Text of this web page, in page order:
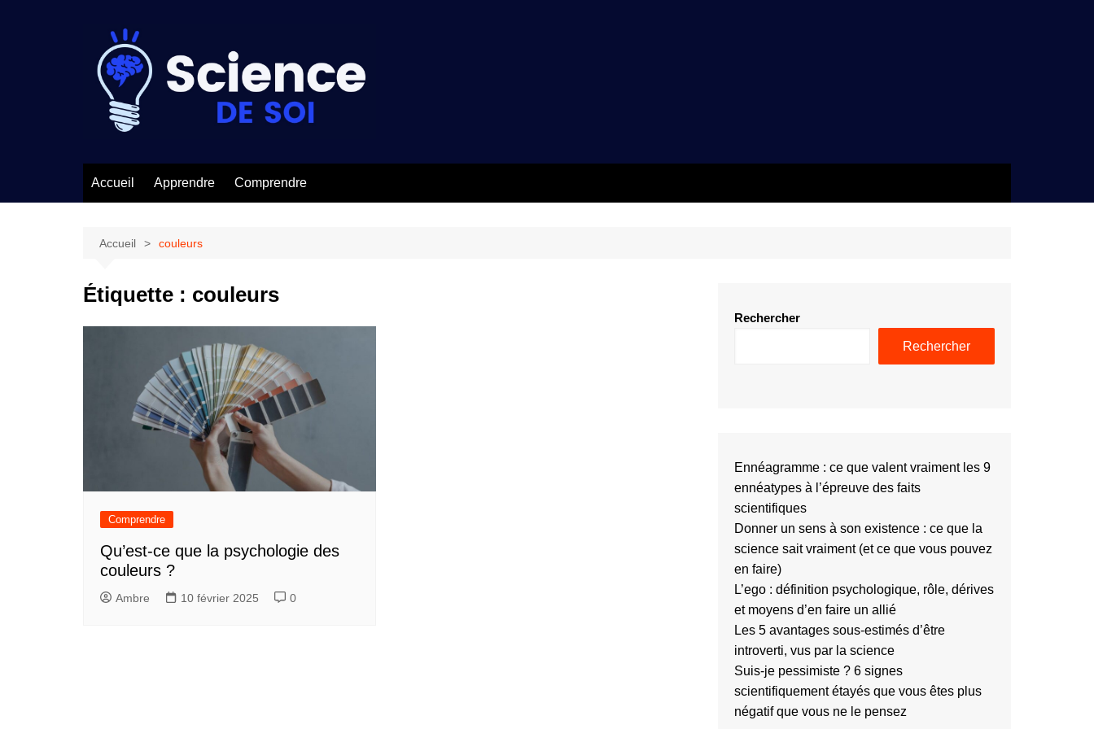
Accueil Apprendre Comprendre
Accueil couleurs
Étiquette : couleurs
Comprendre
Qu’est-ce que la psychologie des
couleurs ?
Ambre 10 février 2025 0
Rechercher
Rechercher
Ennéagramme : ce que valent vraiment les 9
ennéatypes à l’épreuve des faits
scientifiques
Donner un sens à son existence : ce que la
science sait vraiment (et ce que vous pouvez
en faire)
L’ego : définition psychologique, rôle, dérives
et moyens d’en faire un allié
Les 5 avantages sous-estimés d’être
introverti, vus par la science
Suis-je pessimiste ? 6 signes
scientifiquement étayés que vous êtes plus
négatif que vous ne le pensez